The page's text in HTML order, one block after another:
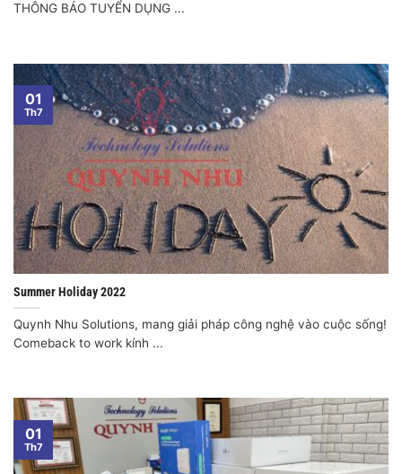
THÔNG BÁO TUYỂN DỤNG ...
Summer Holiday 2022
Quynh Nhu Solutions, mang giải pháp công nghệ vào cuộc sống!
Comeback to work kính ...
01
Th7
01
Th7